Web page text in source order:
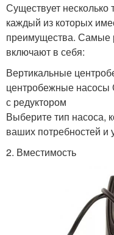
Существует
каждый из которых
преимущества. Самые
включают в себя:
Вертикальные
центробежные
с редуктором
Выберите тип насоса,
ваших потребностей и
2. Вместимость